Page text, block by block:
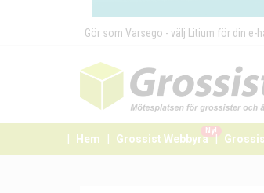
Gör som Varsego - välj Litium för din e-
Hem Grossist Webbyrå
Ny!